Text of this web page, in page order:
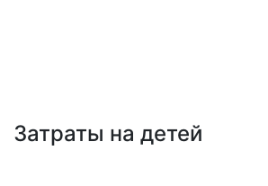
Затраты на детей